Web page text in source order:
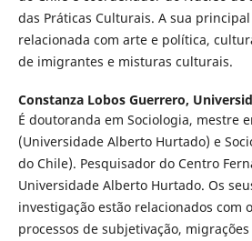
das Práticas Culturais. A sua
relacionada com arte e política,
de imigrantes e misturas culturais.
Constanza Lobos Guerrero,
É doutoranda em Sociologia, mestre
(Universidade Alberto Hurtado) e
do Chile). Pesquisador do Centro
Universidade Alberto Hurtado. Os
investigação estão relacionados com
processos de subjetivação,